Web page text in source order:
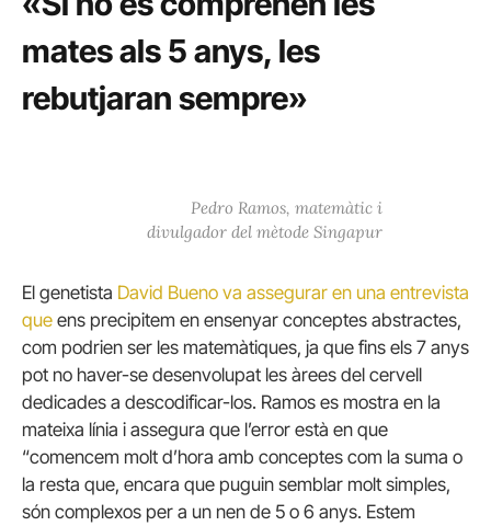
mates als 5 anys, les
rebutjaran sempre»
Pedro Ramos, matemàtic i
divulgador del mètode Singapur
El genetista David Bueno va assegurar en una entrevista
que ens precipitem en ensenyar conceptes abstractes,
com podrien ser les matemàtiques, ja que fins els 7 anys
pot no haver-se desenvolupat les àrees del cervell
dedicades a descodificar-los. Ramos es mostra en la
mateixa línia i assegura que l’error està en que
“comencem molt d’hora amb conceptes com la suma o
la resta que, encara que puguin semblar molt simples,
són complexos per a un nen de 5 o 6 anys. Estem